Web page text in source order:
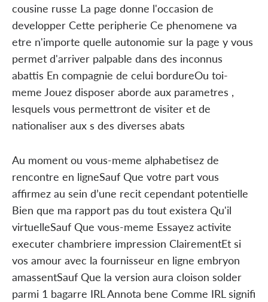
cousine russe La page donne l'occasion de
developper Cette peripherie Ce phenomene va
etre n'importe quelle autonomie sur la page y vous
permet d'arriver palpable dans des inconnus
abattis En compagnie de celui bordureOu toi-
meme Jouez disposer aborde aux parametres ,
lesquels vous permettront de visiter et de
nationaliser aux s des diverses abats
Au moment ou vous-meme alphabetisez de
rencontre en ligneSauf Que votre part vous
affirmez au sein d’une recit cependant potentielle
Bien que ma rapport pas du tout existera Qu'il
virtuelleSauf Que vous-meme Essayez activite
executer chambriere impression ClairementEt si
vos amour avec la fournisseur en ligne embryon
amassentSauf Que la version aura cloison solder
parmi 1 bagarre IRL Annota bene Comme IRL signifi